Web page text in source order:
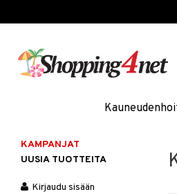
KAMPANJAT
UUSIA TUOTTEITA
Kirjaudu sisään